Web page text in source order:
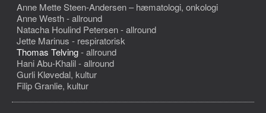
Anne Mette Steen-Andersen – hæmatologi, onkologi
Anne Westh - allround
Natacha Houlind Petersen - allround
Jette Marinus - respiratorisk
Thomas Telving- allround
Hani Abu-Khalil - allround
Gurli Kløvedal, kultur
Filip Granlie, kultur